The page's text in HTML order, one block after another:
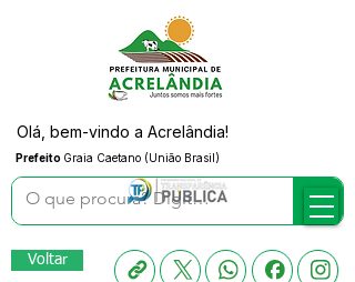
Prefeito Graia Caetano (União Brasil)
Olá, bem-vindo a Acrelândia!
Voltar